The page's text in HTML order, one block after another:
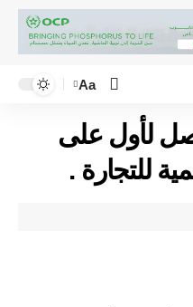
Aa
لأول على
للتجارة .